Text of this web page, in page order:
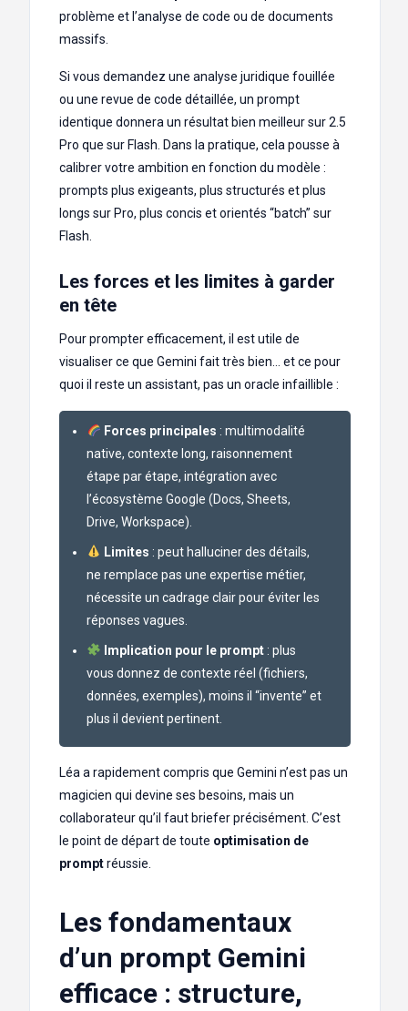
problème et l’analyse de code ou de documents
massifs.
Si vous demandez une analyse juridique fouillée
ou une revue de code détaillée, un prompt
identique donnera un résultat bien meilleur sur 2.5
Pro que sur Flash. Dans la pratique, cela pousse à
calibrer votre ambition en fonction du modèle :
prompts plus exigeants, plus structurés et plus
longs sur Pro, plus concis et orientés “batch” sur
Flash.
Les forces et les limites à garder
en tête
Pour prompter efficacement, il est utile de
visualiser ce que Gemini fait très bien… et ce pour
quoi il reste un assistant, pas un oracle infaillible :
Forces principales : multimodalité
native, contexte long, raisonnement
étape par étape, intégration avec
l’écosystème Google (Docs, Sheets,
Drive, Workspace).
Limites : peut halluciner des détails,
ne remplace pas une expertise métier,
nécessite un cadrage clair pour éviter les
réponses vagues.
Implication pour le prompt: plus
vous donnez de contexte réel (fichiers,
données, exemples), moins il “invente” et
plus il devient pertinent.
Léa a rapidement compris que Gemini n’est pas un
magicien qui devine ses besoins, mais un
collaborateur qu’il faut briefer précisément. C’est
le point de départ de toute optimisation de
promptréussie.
Les fondamentaux
d’un prompt Gemini
efficace : structure,